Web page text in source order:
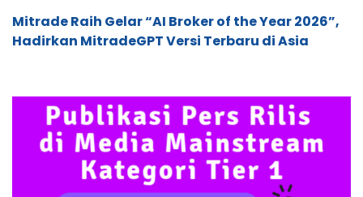
Mitrade Raih Gelar “AI Broker of the Year 2026”,
Hadirkan MitradeGPT Versi Terbaru di Asia